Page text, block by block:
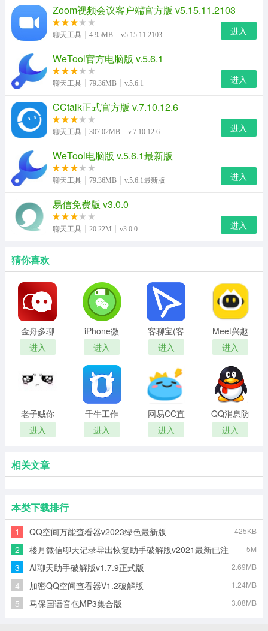
Zoom视频会议客户端官方版 v5.15.11.2103
聊天工具 4.95MB v5.15.11.2103 进入
WeTool官方电脑版 v.5.6.1
聊天工具 79.36MB v.5.6.1 进入
CCtalk正式官方版 v.7.10.12.6
聊天工具 307.02MB v.7.10.12.6 进入
WeTool电脑版 v.5.6.1最新版
聊天工具 79.36MB v.5.6.1最新版 进入
易信免费版 v3.0.0
聊天工具 20.22M v3.0.0 进入
猜你喜欢
金舟多聊
免费版
进入
iPhone微
信聊天记
录导出工
具
进入
客聊宝(客
服快速回
复软件)
进入
Meet兴趣
社区
进入
老子贼你
妈委屈表
情包
进入
千牛工作
台
进入
网易CC直
播最新版
进入
QQ消息防
撤回补丁
进入
相关文章
本类下载排行
1 QQ空间万能查看器v2023绿色最新版 425KB
2
楼月微信聊天记录导出恢复助手破解版v2021最新已注
册版
5M
3 AI聊天助手破解版v1.7.9正式版 2.69MB
4 加密QQ空间查看器V1.2破解版 1.24MB
5 马保国语音包MP3集合版 3.08MB